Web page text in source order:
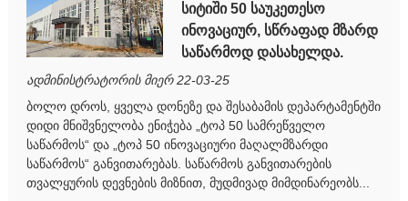
სიტიში 50 საუკეთესო
ინოვაციურ, სწრაფად მზარდ
საწარმოდ დასახელდა.
ადმინისტრატორის მიერ 22-03-25
ბოლო დროს, ყველა დონეზე და შესაბამის დეპარტამენტში
დიდი მნიშვნელობა ენიჭება „ტოპ 50 სამრეწველო
საწარმოს“ და „ტოპ 50 ინოვაციური მაღალმზარდი
საწარმოს“ განვითარებას. საწარმოს განვითარების
თვალყურის დევნების მიზნით, მუდმივად მიმდინარეობს...